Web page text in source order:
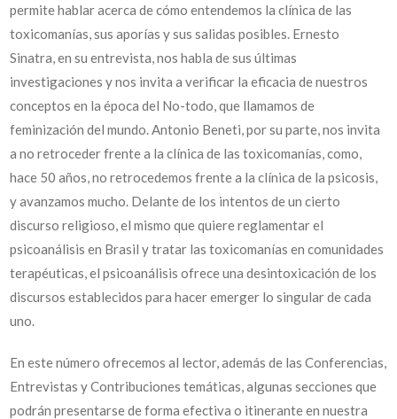
permite hablar acerca de cómo entendemos la clínica de las
toxicomanías, sus aporías y sus salidas posibles. Ernesto
Sinatra, en su entrevista, nos habla de sus últimas
investigaciones y nos invita a verificar la eficacia de nuestros
conceptos en la época del No-todo, que llamamos de
feminización del mundo. Antonio Beneti, por su parte, nos invita
a no retroceder frente a la clínica de las toxicomanías, como,
hace 50 años, no retrocedemos frente a la clínica de la psicosis,
y avanzamos mucho. Delante de los intentos de un cierto
discurso religioso, el mismo que quiere reglamentar el
psicoanálisis en Brasil y tratar las toxicomanías en comunidades
terapéuticas, el psicoanálisis ofrece una desintoxicación de los
discursos establecidos para hacer emerger lo singular de cada
uno.
En este número ofrecemos al lector, además de las Conferencias,
Entrevistas y Contribuciones temáticas, algunas secciones que
podrán presentarse de forma efectiva o itinerante en nuestra